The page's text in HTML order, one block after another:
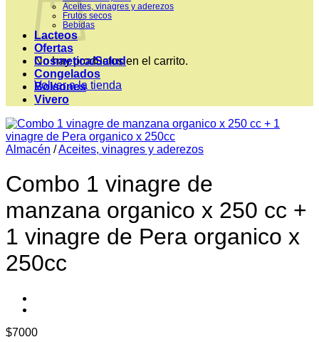
No hay productos en el carrito.
Volver a la tienda
Aceites, vinagres y aderezos
Frutos secos
Bebidas
Lacteos
Ofertas
Cosmetica/Salud
Congelados
Bolsones
Vivero
Almacén /Aceites, vinagres y aderezos
Combo 1 vinagre de
manzana organico x 250 cc +
1 vinagre de Pera organico x
250cc
$7000